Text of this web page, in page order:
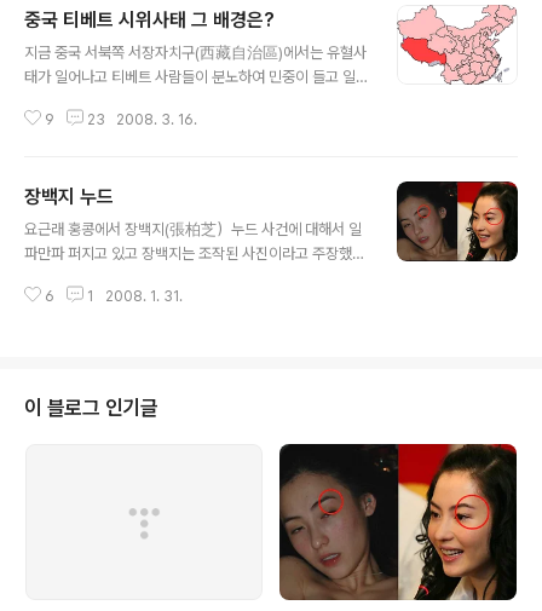
중국 티베트 시위사태 그 배경은?
지금 중국 서북쪽 서장자치구(西藏自治區)에서는 유혈사
태가 일어나고 티베트 사람들이 분노하여 민중이 들고 일
이 빨갛게 표시된 지역이 바로 티베트자치구(중국내에서는
간단하게 모아본다면 中의 지나친 불교문화 말살정책이 직
접적 중국, 평화적 분노를 유혈진압"…비난여론 확산 티베
트 유혈사태, 중국의 역사왜곡도 한몫 中 장갑차, 독립요구
소식을 찾아볼 수가 없었습니다. 단지 지금 정치적으로 전
9 23 2008. 3. 16.
장백지 누드
요근래 홍콩에서 장백지(張柏芝）누드 사건에 대해서 일
파만파 퍼지고 있고 장백지는 조작된 사진이라고 주장했으
실제 사진이라고 주장한다. 궁금증 유발한 曹魔王 홍콩/대
아래 클릭~! ① 누드 속 인물과 장백지 모두 왼쪽 눈썹 아래
에 점이 있다. ② 누드 속 인물과 장백지 모두 오른쪽 어깨
에 점이 있다. ③ 누드 속 인물과 장백지 모두 오른쪽 팔에
사마귀 흉터와 점을 지니고 있다. ④ 누드 속 인물과 장백지
모두 왼쪽 귀안쪽에 푸른색 피어싱을 하고 있다. ⑤ 누드 속
인물의 새끼 손가락 반지..
6 1 2008. 1. 31.
이 블로그 인기글